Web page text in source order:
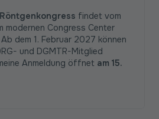
findet vom
modernen Congress Center
dem 1. Februar 2027 können
und DGMTR-Mitglied
Anmeldung öffnet am 15.